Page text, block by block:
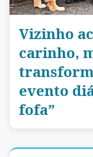
Vizinho
carinho,
evento
fofa”